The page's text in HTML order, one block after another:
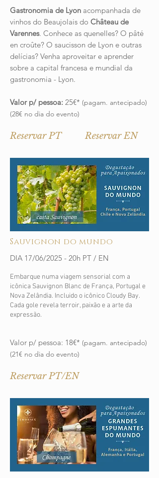
Gastronomia de Lyon acompanhada de
vinhos do Beaujolais do Château de
Varennes. Conhece as quenelles? O pâté
en croûte? O saucisson de Lyon e outras
delícias? Venha aproveitar e aprender
sobre a capital francesa e mundial da
gastronomia - Lyon.
Valor p/ pessoa: 25€* (pagam. antecipado)
(28€ no dia do evento)
Reservar PT Reservar EN
Sauvignon do mundo
DIA 17/06/2025 - 20h PT / EN
Embarque numa viagem sensorial com a
icônica Sauvignon Blanc de França, Portugal e
Nova Zelândia. Incluido o icônico Cloudy Bay.
Cada gole revela terroir, paixão e a arte da
expressão.
Valor p/ pessoa: 18€* (pagam. antecipado)
(21€ no dia do evento)
Reservar PT/EN